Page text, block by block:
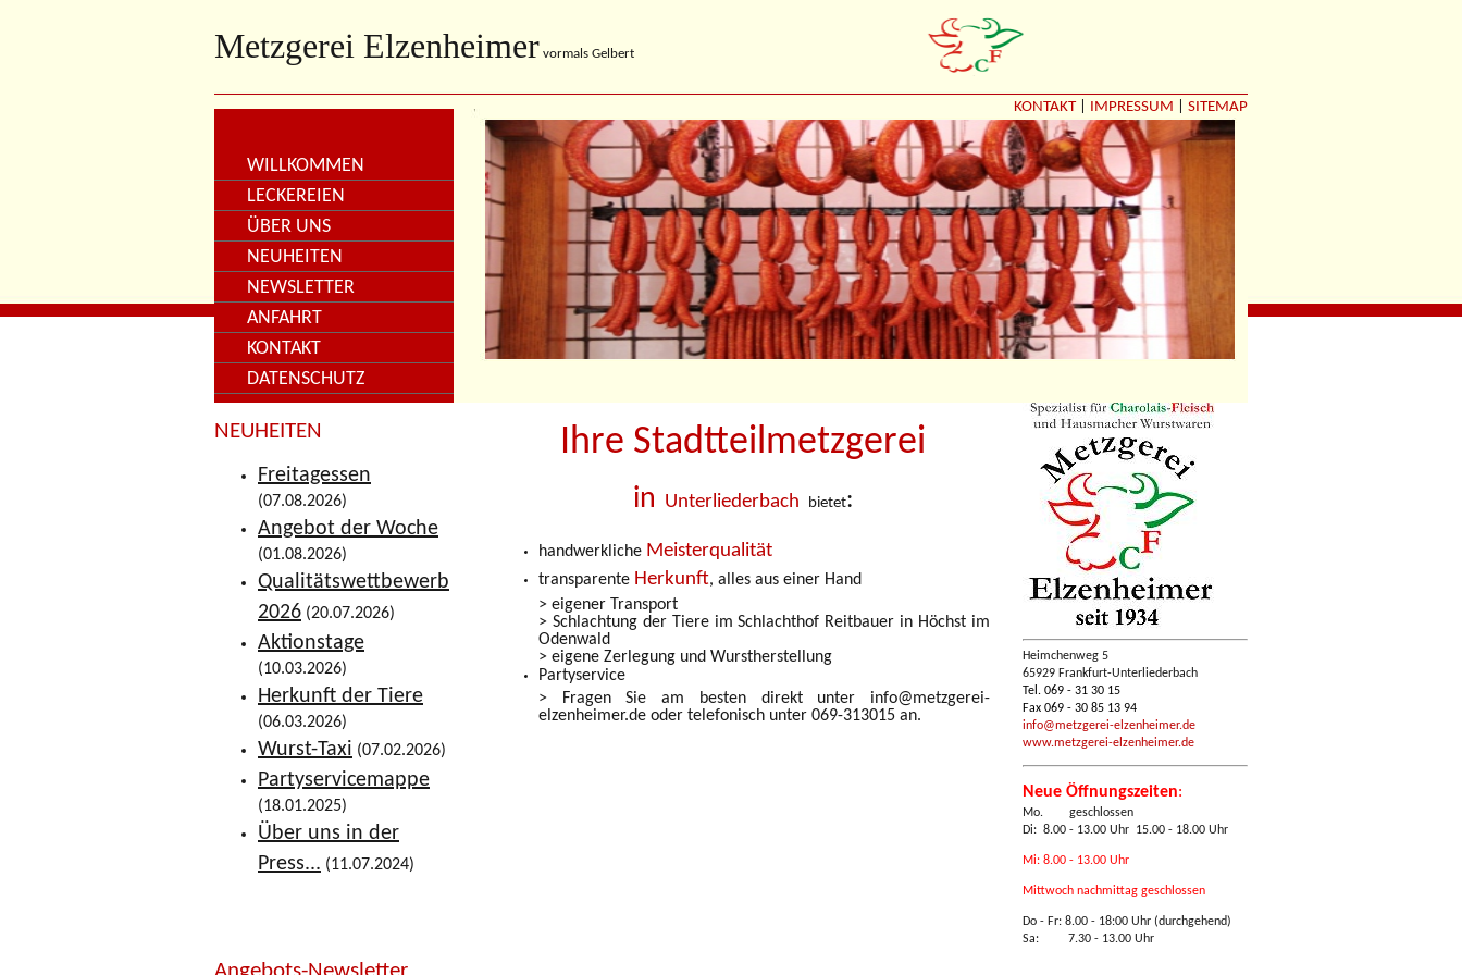
Metzgerei Elzenheimer vormals Gelbert
KONTAKT| IMPRESSUM SITEMAP
WILLKOMMEN
LECKEREIEN
ÜBER UNS
NEUHEITEN
NEWSLETTER
ANFAHRT
KONTAKT
DATENSCHUTZ
NEUHEITEN
Freitagessen
(07.08.2026)
Angebot der Woche
(01.08.2026)
Qualitätswettbewerb
2026 (20.07.2026)
Aktionstage
(10.03.2026)
Herkunft der Tiere
(06.03.2026)
Wurst-Taxi (07.02.2026)
Partyservicemappe
(18.01.2025)
Über uns in der
Press... (11.07.2024)
Ihre Stadtteilmetzgerei
in Unterliederbach bietet:
handwerkliche Meisterqualität
transparente Herkunft, alles aus einer Hand
> eigener Transport
> Schlachtung der Tiere im Schlachthof Reitbauer in Höchst im
Odenwald
> eigene Zerlegung und Wurstherstellung
Partyservice
> Fragen Sie am besten direkt unter info@metzgerei-
elzenheimer.de oder telefonisch unter 069-313015 an.
Heimchenweg 5
65929 Frankfurt-Unterliederbach
Tel. 069 - 31 30 15
Fax 069 - 30 85 13 94
info@metzgerei-elzenheimer.de
www.metzgerei-elzenheimer.de
Neue Öffnungszeiten:
Mo. geschlossen
Di: 8.00 - 13.00 Uhr 15.00 - 18.00 Uhr
Mi: 8.00 - 13.00 Uhr
Mittwoch nachmittag geschlossen
Do - Fr: 8.00 - 18:00 Uhr (durchgehend)
Sa: 7.30 - 13.00 Uhr